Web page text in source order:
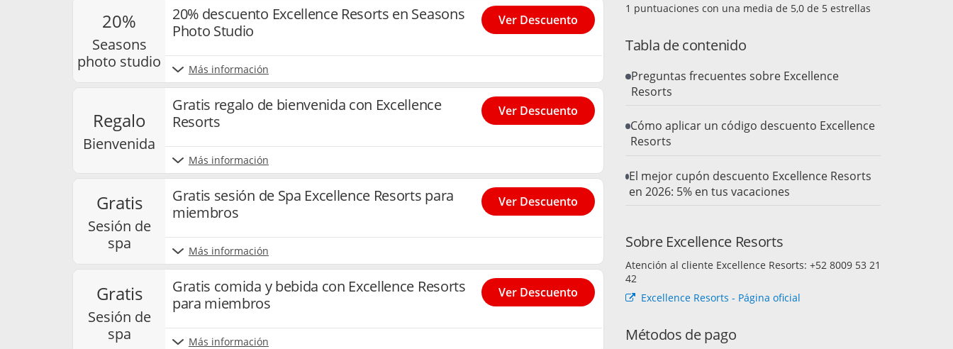
20%
seasons
photo studio
20% descuento Excellence Resorts en Seasons
Photo Studio
Más información
Ver Descuento
regalo
bienvenida
Gratis regalo de bienvenida con Excellence
Resorts
Más información
Ver Descuento
gratis
sesión de
spa
Gratis sesión de Spa Excellence Resorts para
miembros
Más información
Ver Descuento
gratis
sesión de
spa
Gratis comida y bebida con Excellence Resorts
para miembros
Más información
Ver Descuento
puntuaciones con una media de de 5 estrellas
Tabla de contenido
Preguntas frecuentes sobre Excellence
Resorts
Cómo aplicar un código descuento Excellence
Resorts
El mejor cupón descuento Excellence Resorts
en 2026: 5% en tus vacaciones
Sobre Excellence Resorts
Atención al cliente Excellence Resorts: +52 8009 53 21
42
Excellence Resorts - Página oficial
Métodos de pago